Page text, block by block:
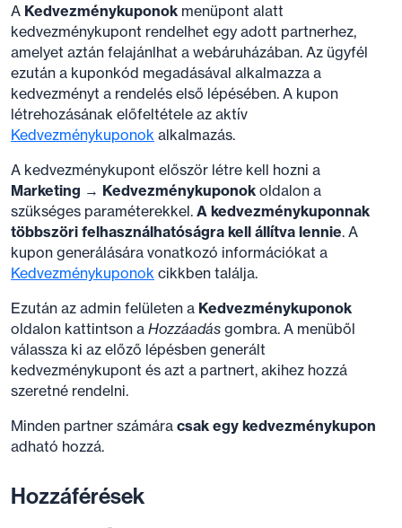
A Kedvezménykuponok menüpont alatt
kedvezménykupont rendelhet egy adott partnerhez,
amelyet aztán felajánlhat a webáruházában. Az ügyfél
ezután a kuponkód megadásával alkalmazza a
kedvezményt a rendelés első lépésében. A kupon
létrehozásának előfeltétele az aktív
Kedvezménykuponok alkalmazás.
A kedvezménykupont először létre kell hozni a
Marketing → Kedvezménykuponok oldalon a
szükséges paraméterekkel. A kedvezménykuponnak
többszöri felhasználhatóságra kell állítva lennie. A
kupon generálására vonatkozó információkat a
Kedvezménykuponok cikkben találja.
Ezután az admin felületen a Kedvezménykuponok
oldalon kattintson a Hozzáadás gombra. A menüből
válassza ki az előző lépésben generált
kedvezménykupont és azt a partnert, akihez hozzá
szeretné rendelni.
Minden partner számára csak egy kedvezménykupon
adható hozzá.
Hozzáférések